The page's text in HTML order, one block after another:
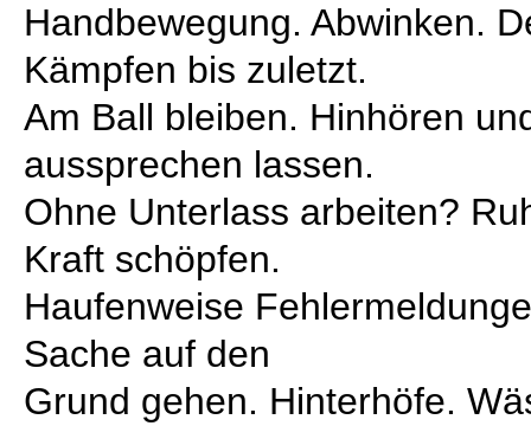
Handbewegung. Abwinken.
Kämpfen bis zuletzt.
Am Ball bleiben. Hinhören
aussprechen lassen.
Ohne Unterlass arbeiten?
Kraft schöpfen.
Haufenweise
Sache auf den
Grund gehen. Hinterhöfe.